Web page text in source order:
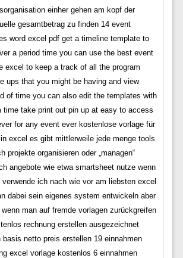
einher gehen am kopf der
gesamtbetrag zu finden 14 event
word excel pdf get a timeline template to
a period time you can use the best event
excel to keep a track of all the program
ups that you might be having and view
of time you can also edit the templates with
time take print out pin up at easy to access
for any event ever kostenlose vorlage für
excel es gibt mittlerweile jede menge tools
projekte organisieren oder „managen“
angebote wie etwa smartsheet nutze wenn
ich nach wie vor am liebsten excel
dabei sein eigenes system entwickeln aber
man auf fremde vorlagen zurückgreifen
rechnung erstellen ausgezeichnet
basis netto preis erstellen 19 einnahmen
excel vorlage kostenlos 6 einnahmen